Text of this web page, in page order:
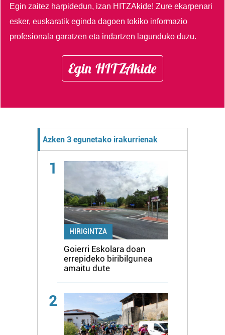
Egin zaitez harpidedun, izan HITZAkide!Zure ekarpenari
esker, euskaratik eginda dagoen tokiko informazio
profesionala garatzen eta indartzen lagunduko duzu.
Egin HITZAkide
Azken 3 egunetako irakurrienak
1
HIRIGINTZA
Goierri Eskolara doan
errepideko biribilgunea
amaitu dute
2